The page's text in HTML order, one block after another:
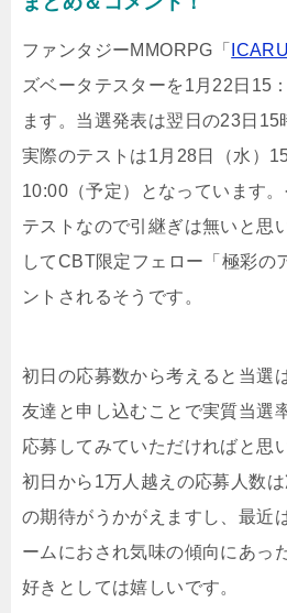
ファンタジーMMORPG「
ズベータテスターを1月22日15
ます。当選発表は翌日の23日15
実際のテストは1月28日（水）
10:00（予定）となっています
テストなので引継ぎは無いと思
してCBT限定フェロー「極彩の
ントされるそうです。
初日の応募数から考えると当選
友達と申し込むことで実質当選
応募してみていただければと思
初日から1万人越えの応募人数
の期待がうかがえますし、最近
ームにおされ気味の傾向にあっ
好きとしては嬉しいです。